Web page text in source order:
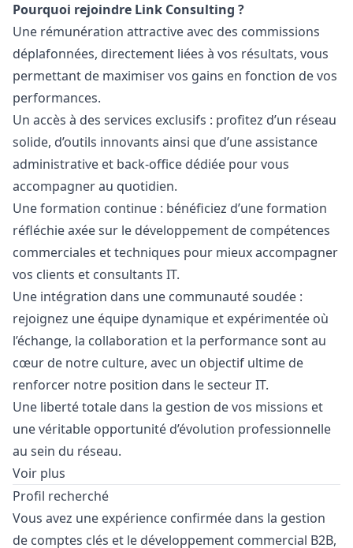
Pourquoi rejoindre Link Consulting ?
Une rémunération attractive avec des commissions
déplafonnées, directement liées à vos résultats, vous
permettant de maximiser vos gains en fonction de vos
performances.
Un accès à des services exclusifs : profitez d’un réseau
solide, d’outils innovants ainsi que d’une assistance
administrative et back-office dédiée pour vous
accompagner au quotidien.
Une formation continue : bénéficiez d’une formation
réfléchie axée sur le développement de compétences
commerciales et techniques pour mieux accompagner
vos clients et consultants IT.
Une intégration dans une communauté soudée :
rejoignez une équipe dynamique et expérimentée où
l’échange, la collaboration et la performance sont au
cœur de notre culture, avec un objectif ultime de
renforcer notre position dans le secteur IT.
Une liberté totale dans la gestion de vos missions et
une véritable opportunité d’évolution professionnelle
au sein du réseau.
Voir plus
Profil recherché
Vous avez une expérience confirmée dans la gestion
de comptes clés et le développement commercial B2B,